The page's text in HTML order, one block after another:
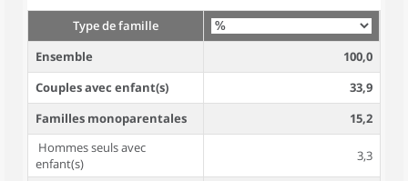
Type de famille
Ensemble
100,0
Couples avec enfant(s)
33,9
Familles monoparentales
15,2
Hommes seuls avec
enfant(s)
3,3